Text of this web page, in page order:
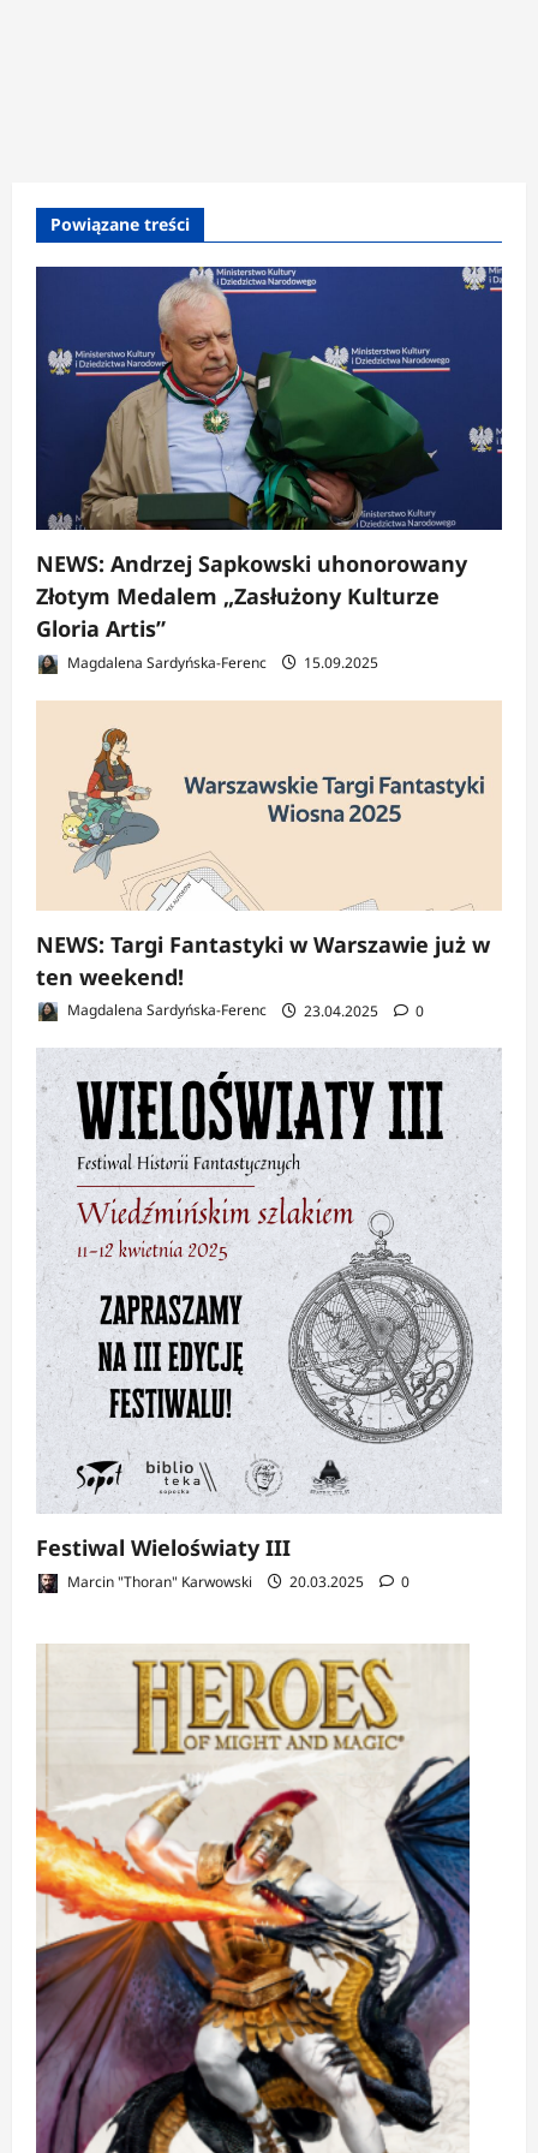
Powiązane treści
NEWS: Andrzej Sapkowski uhonorowany
Złotym Medalem „Zasłużony Kulturze
Gloria Artis”
Magdalena Sardyńska-Ferenc 15.09.2025
NEWS: Targi Fantastyki w Warszawie już w
ten weekend!
Magdalena Sardyńska-Ferenc 23.04.2025 0
Festiwal Wieloświaty III
Marcin "Thoran" Karwowski 20.03.2025 0